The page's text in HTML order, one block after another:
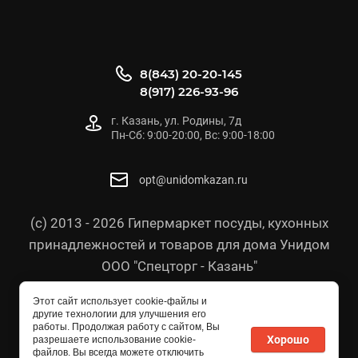
(с) 2013 - 2026 Гипермаркет посуды, кухонных
принадлежностей и товаров для дома Унидом
ООО "Спецторг - Казань"
Согласие на обработку персональных данных
Политика в отношении персональных данных
8(843) 20-20-145
8(917) 226-93-96
г. Казань, ул. Родины, 7д
Пн-Сб: 9:00-20:00, Вс: 9:00-18:00
opt@unidomkazan.ru
Этот сайт использует cookie-файлы и
другие технологии для улучшения его
работы. Продолжая работу с сайтом, Вы
разрешаете использование cookie-
файлов. Вы всегда можете отключить
Хорошо